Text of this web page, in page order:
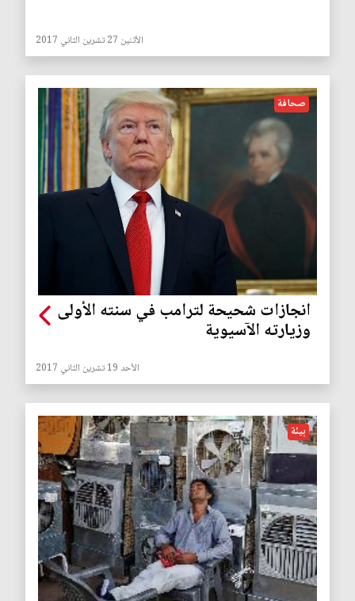
الأثنين 27 تشرين الثاني 2017
صحافة
انجازات شحيحة لترامب في سنته الأولى
وزيارته الآسيوية
الأحد 19 تشرين الثاني 2017
بيئة